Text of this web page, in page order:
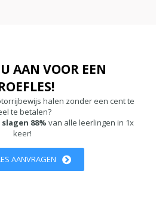
AAN VOOR EEN
halen zonder een cent te
te betalen?
slagen 88% van alle leerlingen in 1x
keer!
AANVRAGEN